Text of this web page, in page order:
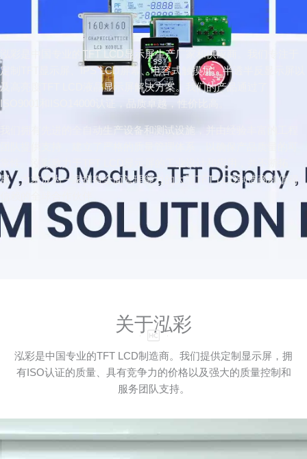
泓彩是中国专业的TFT LCD显示屏生产厂家和供应商。我们专注于
定制TFT显示屏、IPS LCD屏幕、电容式触摸屏、半透半反显示屏以
及高亮度TFT LCD液晶显示屏解决方案。我们的产品通过了
我们拥有先进的全自动生产设备和测试设施，并由经验丰富的工程
靠性。泓彩致力于TFT LCD显示屏的工业设计和应用，并不断拓
展，力求成为一家拥有全面管理能力的大型TFT LCD制造商和值得
关于泓彩
泓彩是中国专业的TFT LCD制造商。我们提供定制显示屏，拥
有ISO认证的质量、具有竞争力的价格以及强大的质量控制和
服务团队支持。